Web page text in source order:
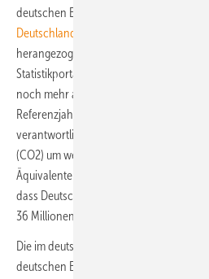
deutschen Energiebilanz für 2024
Deutschland: Stand der Dinge 2024“
herangezogenen Daten von
Statistikportal AGEB der
noch mehr als halb so viel
Referenzjahr 1990. So ging der Ausstoß
verantwortlichen Klimagase wie
(CO2) um weitere drei Prozent oder 18
Äquivalente auf noch 656 Millionen
dass Deutschland 2024 das nationale
36 Millionen Tonnen CO2-Äquivalente
Die im deutschen Klimaschutzgesetz
deutschen Emissionsminderungsziele